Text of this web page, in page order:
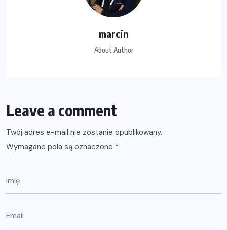
marcin
About Author
Leave a comment
Twój adres e-mail nie zostanie opublikowany.
Wymagane pola są oznaczone *